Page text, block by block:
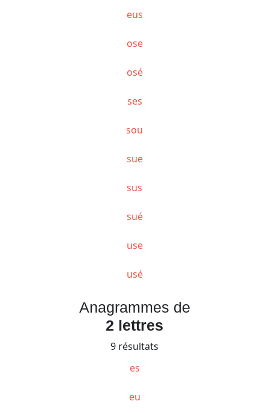
eus
ose
osé
ses
sou
sue
sus
sué
use
usé
Anagrammes de
2 lettres
9 résultats
es
eu